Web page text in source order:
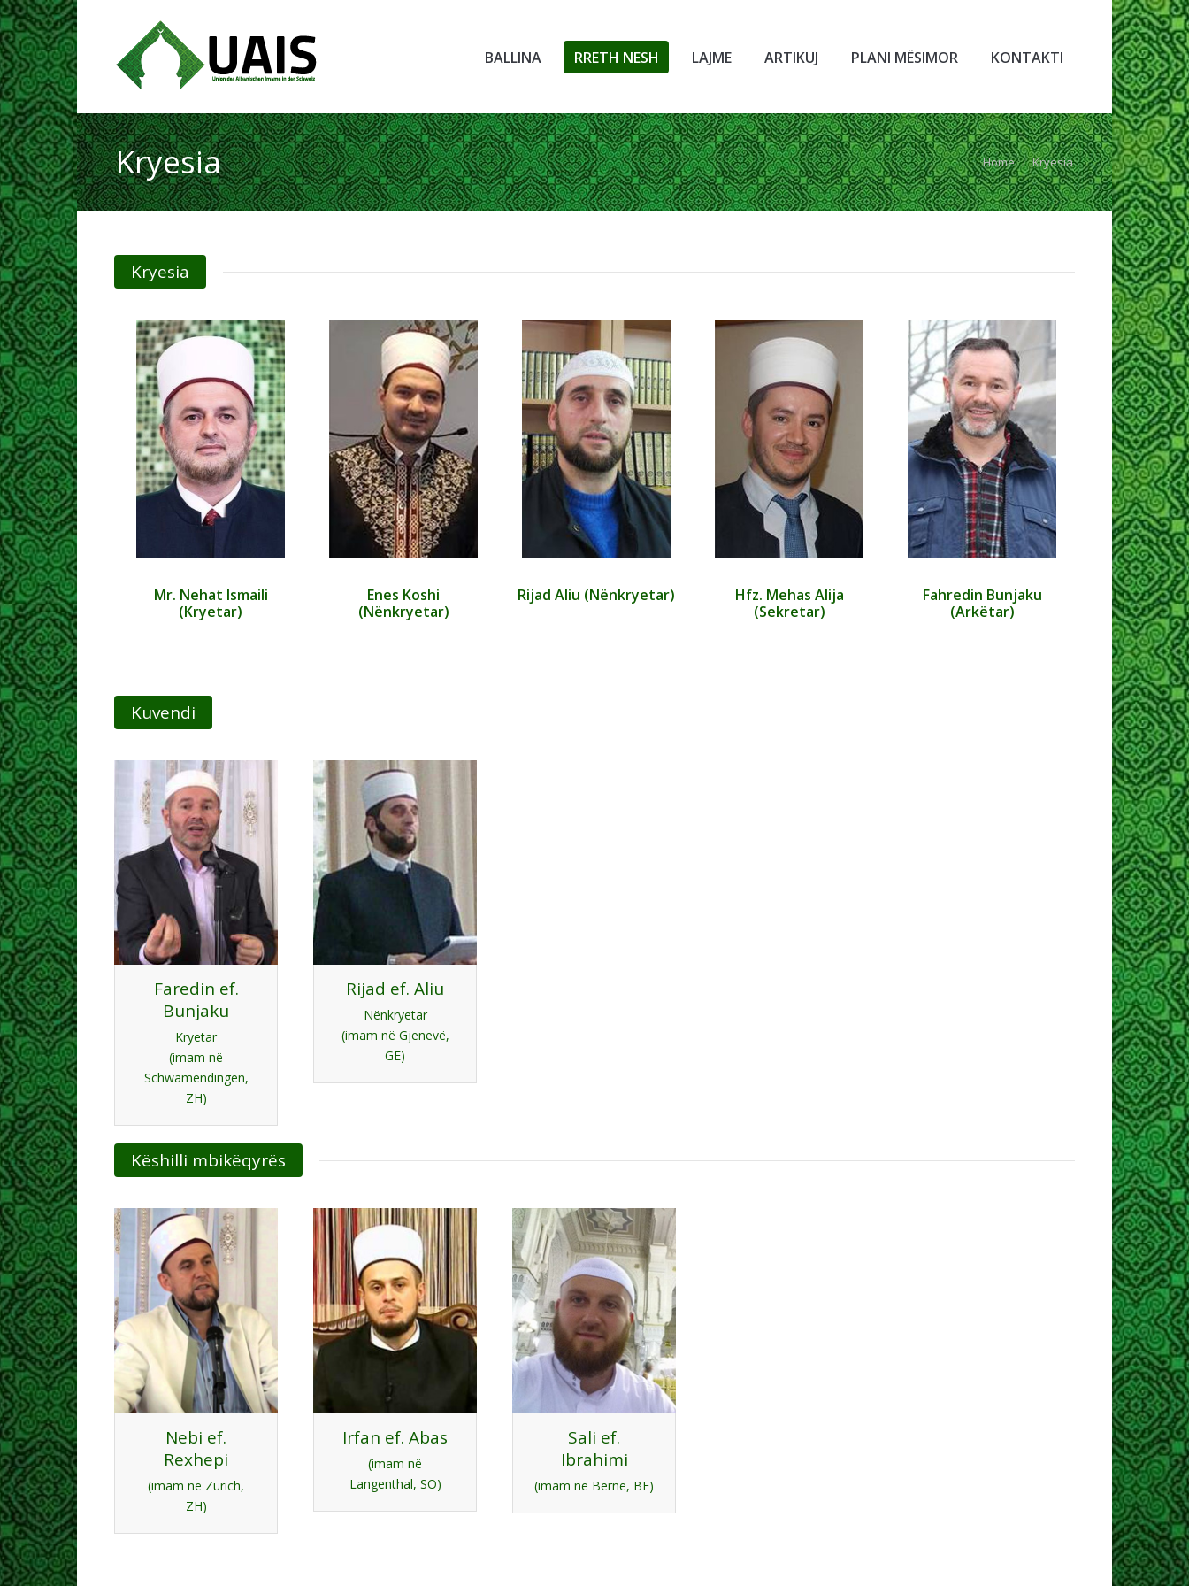
BALLINA RRETH NESH LAJME ARTIKUJ PLANI MËSIMOR KONTAKTI
Kryesia You are here: Home Kryesia
Kryesia
Mr. Nehat Ismaili
(Kryetar)
Enes Koshi
(Nënkryetar)
Rijad Aliu (Nënkryetar)
Hfz. Mehas Alija
(Sekretar)
Fahredin Bunjaku
(Arkëtar)
Kuvendi
Faredin ef.
Bunjaku
Kryetar
(imam në
Schwamendingen,
ZH)
Rijad ef. Aliu
Nënkryetar
(imam në Gjenevë,
GE)
Këshilli mbikëqyrës
Nebi ef.
Rexhepi
(imam në Zürich,
ZH)
Irfan ef. Abas
(imam në
Langenthal, SO)
Sali ef.
Ibrahimi
(imam në Bernë, BE)